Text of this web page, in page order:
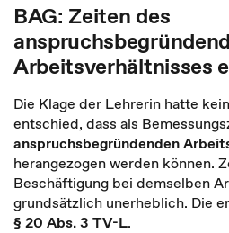
BAG: Zeiten des
Arbeitsverhältnisses
Die Klage der Lehrerin hatte
entschied, dass als
anspruchsbegründenden
herangezogen werden können.
Beschäftigung bei demselben
grundsätzlich unerheblich. Die
§ 20 Abs. 3 TV-L.